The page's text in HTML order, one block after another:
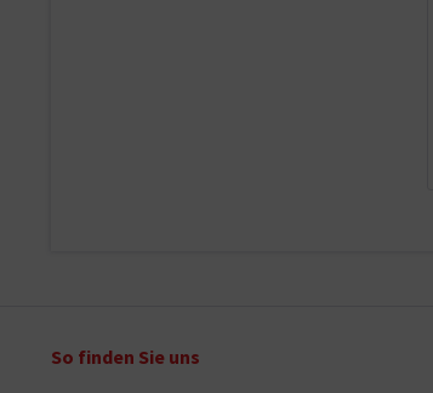
So finden Sie uns